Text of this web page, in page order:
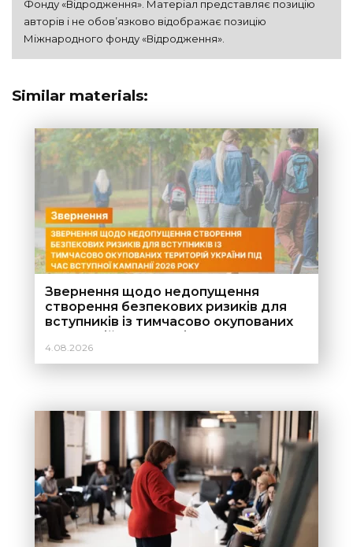
Фонду «Відродження». Матеріал представляє позицію
авторів і не обов’язково відображає позицію
Міжнародного фонду «Відродження».
Similar materials:
Звернення щодо недопущення
створення безпекових ризиків для
вступників із тимчасово окупованих
кампанії 2026 року
4.08.2026